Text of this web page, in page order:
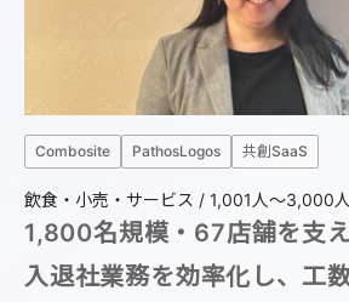
Combosite PathosLogos 共創SaaS
飲食・小売・サービス / 1,001人〜3,000人
1,800名規模・67店舗を支え
入退社業務を効率化し、工